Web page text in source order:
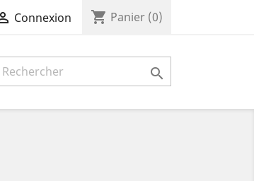
Connexion shopping_cart Panier (0)
